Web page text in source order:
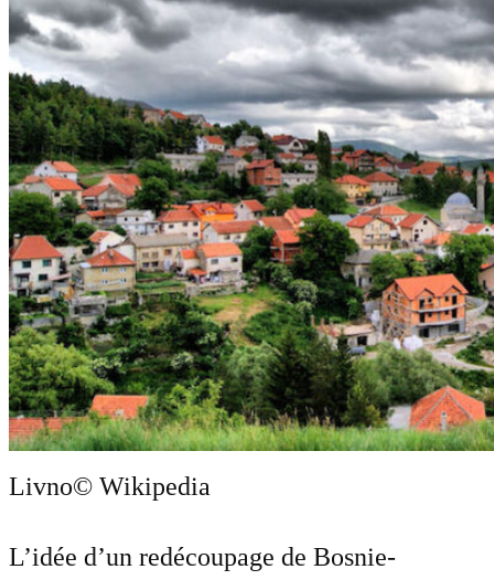
Livno© Wikipedia
L’idée d’un redécoupage de Bosnie-